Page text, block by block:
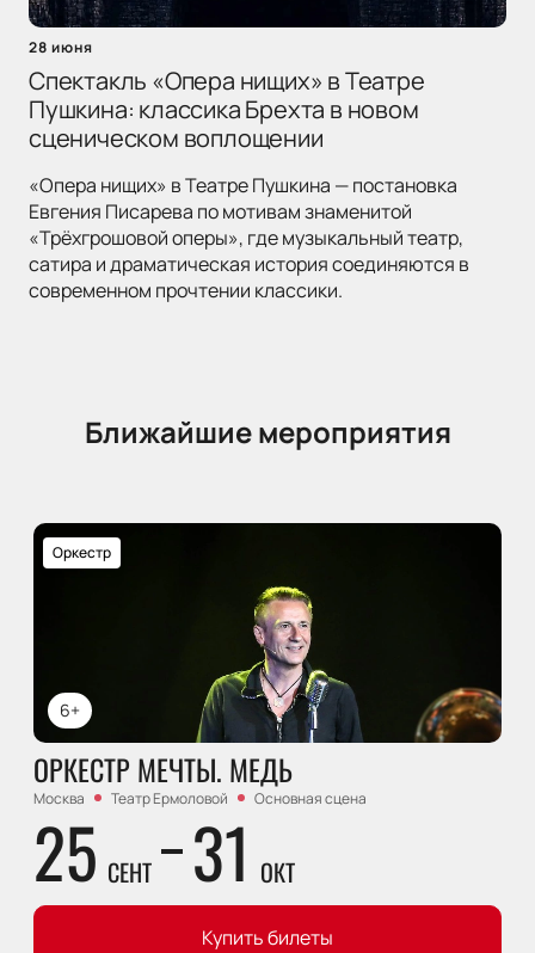
28 июня
Спектакль «Опера нищих» в Театре
Пушкина: классика Брехта в новом
сценическом воплощении
«Опера нищих» в Театре Пушкина — постановка
Евгения Писарева по мотивам знаменитой
«Трёхгрошовой оперы», где музыкальный театр,
сатира и драматическая история соединяются в
современном прочтении классики.
Ближайшие мероприятия
6+
Оркестр
ОРКЕСТР МЕЧТЫ. МЕДЬ
Москва Театр Ермоловой Основная сцена
25 СЕНТ 31 ОКТ
Купить билеты